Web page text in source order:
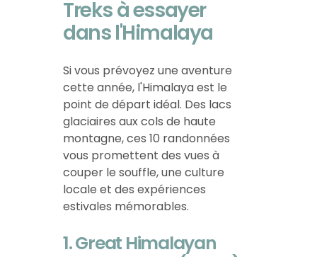
Treks à essayer
dans l'Himalaya
Si vous prévoyez une aventure
cette année, l'Himalaya est le
point de départ idéal. Des lacs
glaciaires aux cols de haute
montagne, ces 10 randonnées
vous promettent des vues à
couper le souffle, une culture
locale et des expériences
estivales mémorables.
1. Great Himalayan